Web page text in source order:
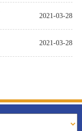
2021-03-28
2021-03-28